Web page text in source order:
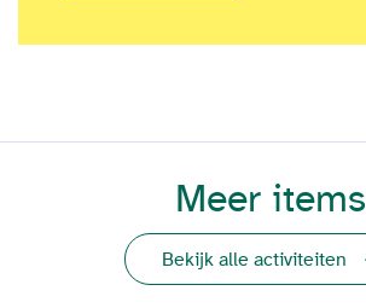
Meer items
Bekijk alle activiteiten